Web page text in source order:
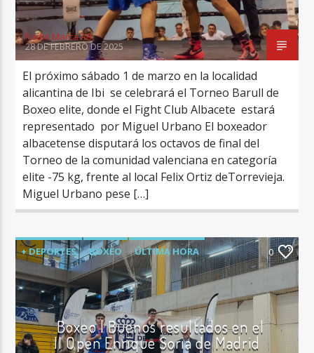
Radio Marca AB
28 DE FEBRERO DE 2025
El próximo sábado 1 de marzo en la localidad
alicantina de Ibi se celebrará el Torneo Barull de
Boxeo elite, donde el Fight Club Albacete estará
representado por Miguel Urbano El boxeador
albacetense disputará los octavos de final del
Torneo de la comunidad valenciana en categoría
elite -75 kg, frente al local Felix Ortiz deTorrevieja.
Miguel Urbano pese […]
+ DEPORTES BOXEO ÚLTIMA HORA 0
Boxeo | Buenos resultados en el
II Open Enrique Soria de Madrid